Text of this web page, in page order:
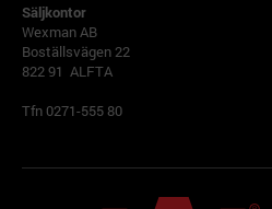
Säljkontor
Wexman AB
Boställsvägen 22
822 91 ALFTA
Tfn 0271-555 80